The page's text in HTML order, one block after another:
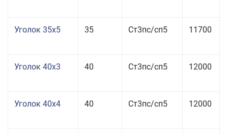
Уголок 35x5 35 Ст3пс/сп5 11700
Уголок 40x3 40 Ст3пс/сп5 12000
Уголок 40x4 40 Ст3пс/сп5 12000